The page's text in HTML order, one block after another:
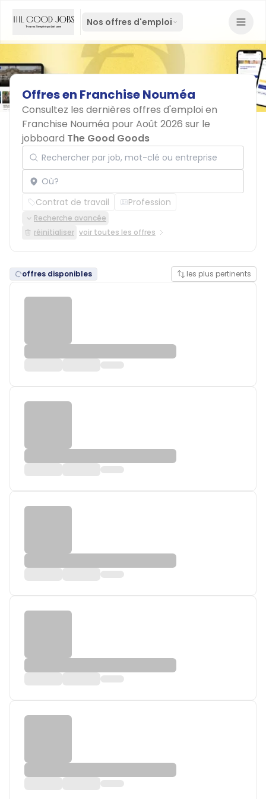
Nos offres d'emploi
Offresen FranchiseNouméa
Consultez les dernières offres d'emploi en
Franchise Nouméa pour Août 2026 sur le
jobboard The Good Goods
Rechercher par job, mot-clé ou entreprise
Localisation
Contrat de travail Profession
Recherche avancée
réinitialiser voir toutes les offres
offres disponibles les plus pertinents